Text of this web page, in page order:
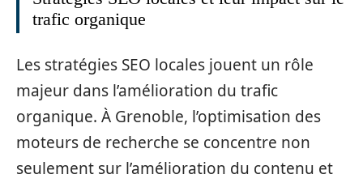
trafic organique
Les stratégies SEO locales jouent un rôle
majeur dans l’amélioration du trafic
organique. À Grenoble, l’optimisation des
moteurs de recherche se concentre non
seulement sur l’amélioration du contenu et